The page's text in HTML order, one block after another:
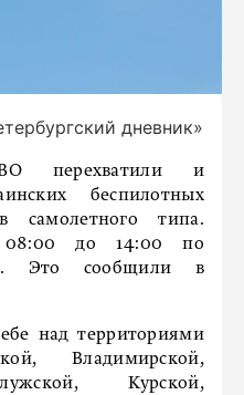
дневник»
перехватили и
беспилотных
самолетного типа.
08:00 до 14:00 по
Это сообщили в
над территориями
Владимирской,
Курской,